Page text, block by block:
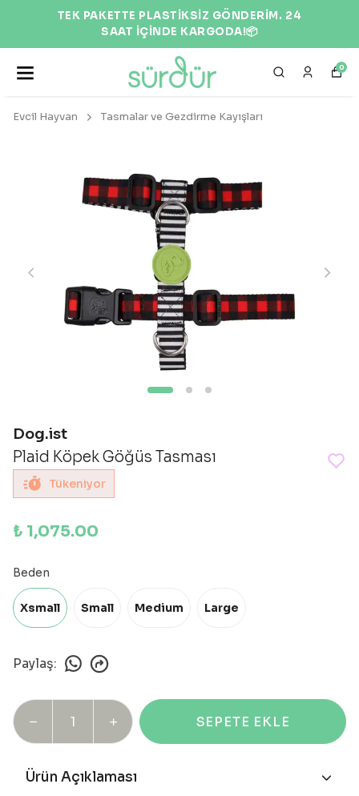
EKOLOJİK VE DOĞAL ÜRÜNLER 🌍
0
Evcil Hayvan Tasmalar ve Gezdirme Kayışları
Dog.ist
Plaid Köpek Göğüs Tasması
Tükeniyor
₺ 1,075.00
Beden
Xsmall Small Medium Large
Paylaş:
SEPETE EKLE
Ürün Açıklaması